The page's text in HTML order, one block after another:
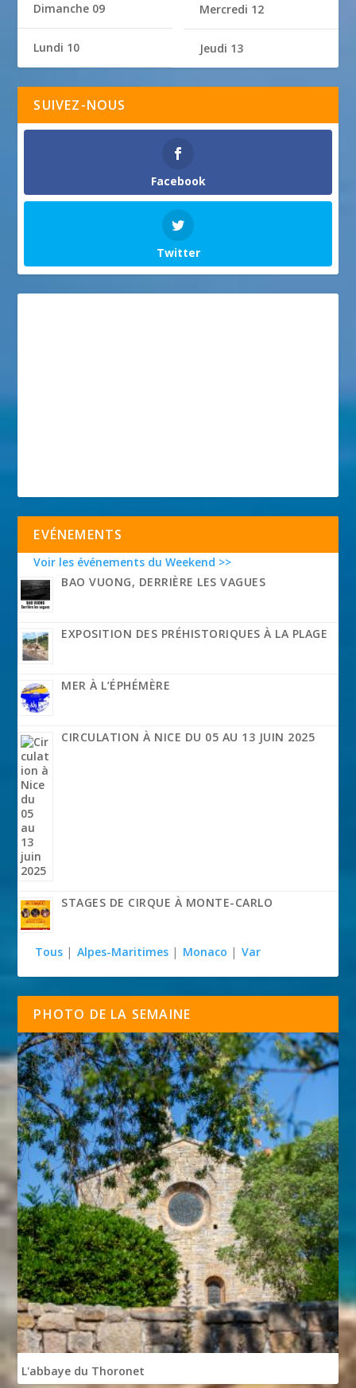
Dimanche 09
Lundi 10
Mercredi 12
Jeudi 13
SUIVEZ-NOUS
Facebook
Twitter
EVÉNEMENTS
Voir les événements du Weekend >>
BAO VUONG, DERRIÈRE LES VAGUES
EXPOSITION DES PRÉHISTORIQUES À LA PLAGE
MER À L’ÉPHÉMÈRE
CIRCULATION À NICE DU 05 AU 13 JUIN 2025
STAGES DE CIRQUE À MONTE-CARLO
Tous | Alpes-Maritimes | Monaco | Var
PHOTO DE LA SEMAINE
L'abbaye du Thoronet